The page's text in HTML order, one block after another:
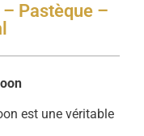
Pastèque –
est une véritable